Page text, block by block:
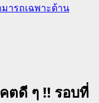
ารถเฉพาะด้าน
ตดี ๆ !! รอบที่